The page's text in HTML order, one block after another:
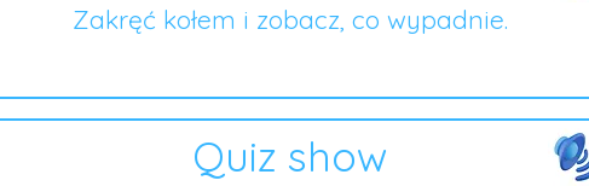
Zakręć kołem i zobacz, co wypadnie.
Quiz show